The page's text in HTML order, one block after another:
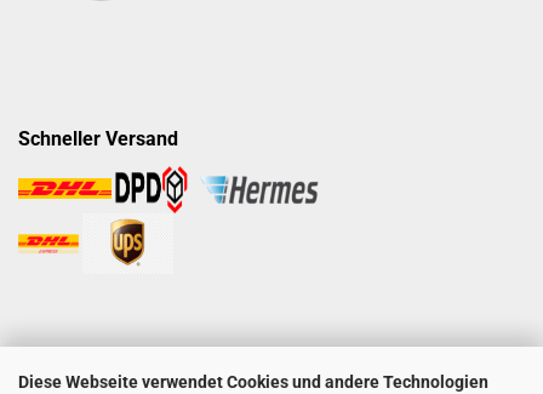
Diese Webseite verwendet Cookies und andere Technologien
Schneller Versand